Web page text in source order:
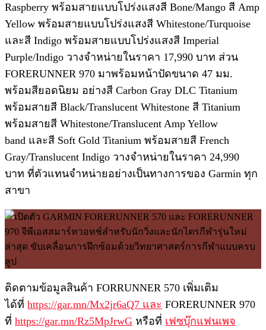
Raspberry พร้อมสายแบบโปร่งแสงสี Bone/Mango สี Amp
Yellow พร้อมสายแบบโปร่งแสงสี Whitestone/Turquoise
และสี Indigo พร้อมสายแบบโปร่งแสงสี Imperial
Purple/Indigo วางจำหน่ายในราคา 17,990 บาท ส่วน
FORERUNNER 970 มาพร้อมหน้าปัดขนาด 47 มม.
พร้อมสียอดนิยม อย่างสี Carbon Gray DLC Titanium
พร้อมสายสี Black/Translucent Whitestone สี Titanium
พร้อมสายสี Whitestone/Translucent Amp Yellow
band และสี Soft Gold Titanium พร้อมสายสี French
Gray/Translucent Indigo วางจำหน่ายในราคา 24,990
บาท ที่ตัวแทนจำหน่ายอย่างเป็นทางการของ Garmin ทุก
สาขา
ติดตามข้อมูลสินค้า FORRUNNER 570 เพิ่มเติม
ได้ที่ https://gar.mn/Mx2jr6aQ7 และ FORERUNNER 970
ที่ https://gar.mn/Rz5MpJrwG หรือที่ เฟซบุ๊กแฟนเพจ